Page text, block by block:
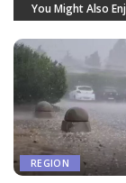
You Might Also
REGION